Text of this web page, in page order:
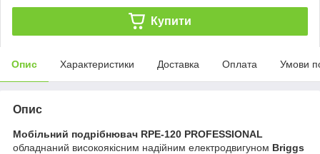
Купити
Опис Характеристики Доставка Оплата Умови
Опис
Мобільний подрібнювач RPE-120 PROFESSIONAL
обладнаний високоякісним надійним електродвигуном Briggs